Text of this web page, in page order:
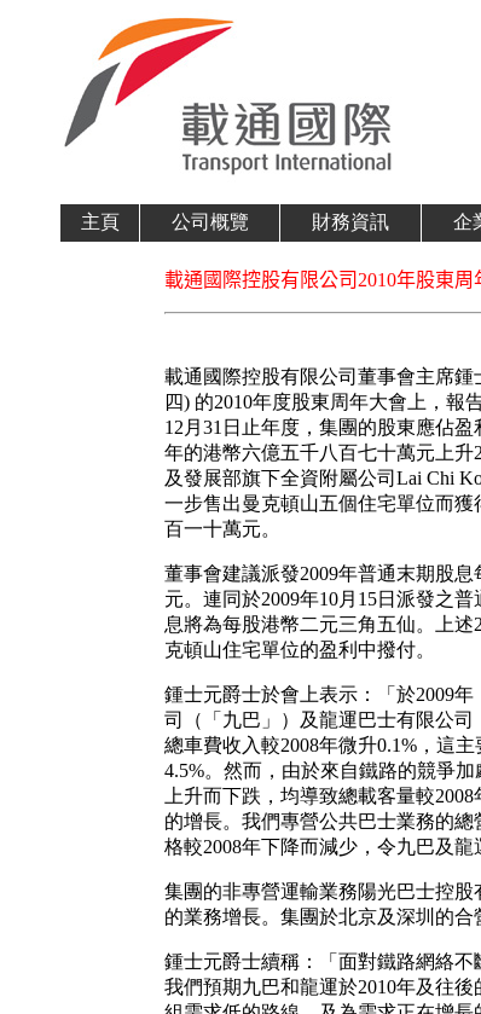
主頁 公司概覽 財務資訊 企
載通國際控股有限公司2010年股東周
載通國際控股有限公司董事會主席鍾
四) 的2010年度股東周年大會上，報
12月31日止年度，集團的股東應佔
年的港幣六億五千八百七十萬元上升
及發展部旗下全資附屬公司Lai Chi
一步售出曼克頓山五個住宅單位而
百一十萬元。
董事會建議派發2009年普通末期股
元。連同於2009年10月15日派發之
息將為每股港幣二元三角五仙。上
克頓山住宅單位的盈利中撥付。
鍾士元爵士於會上表示：「於2009
司（「九巴」）及龍運巴士有限公
總車費收入較2008年微升0.1%，這
4.5%。然而，由於來自鐵路的競爭
上升而下跌，均導致總載客量較
的增長。我們專營公共巴士業務的
格較2008年下降而減少，令九巴及龍
集團的非專營運輸業務陽光巴士控
的業務增長。集團於北京及深圳的合
鍾士元爵士續稱：「面對鐵路網絡不
我們預期九巴和龍運於2010年及往